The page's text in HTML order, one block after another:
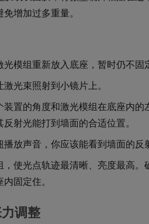
增加过多重量。
光模组重新放入底座，暂时仍不固
光束照射到小镜片上。
装置的角度和激光模组在底座内
反射光能打到墙面的合适位置。
播放声音，你应该能看到墙面的
，使光点轨迹最清晰、亮度最高
固定住。
调整